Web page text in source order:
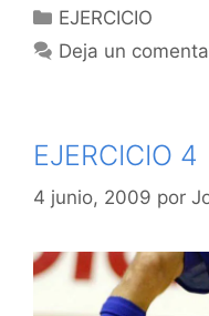
Categorías
EJERCICIO
Deja un
EJERCICIO 4
4 junio, 2009 por